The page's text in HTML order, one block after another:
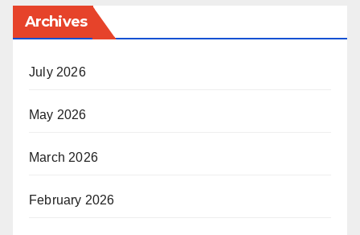
Archives
July 2026
May 2026
March 2026
February 2026